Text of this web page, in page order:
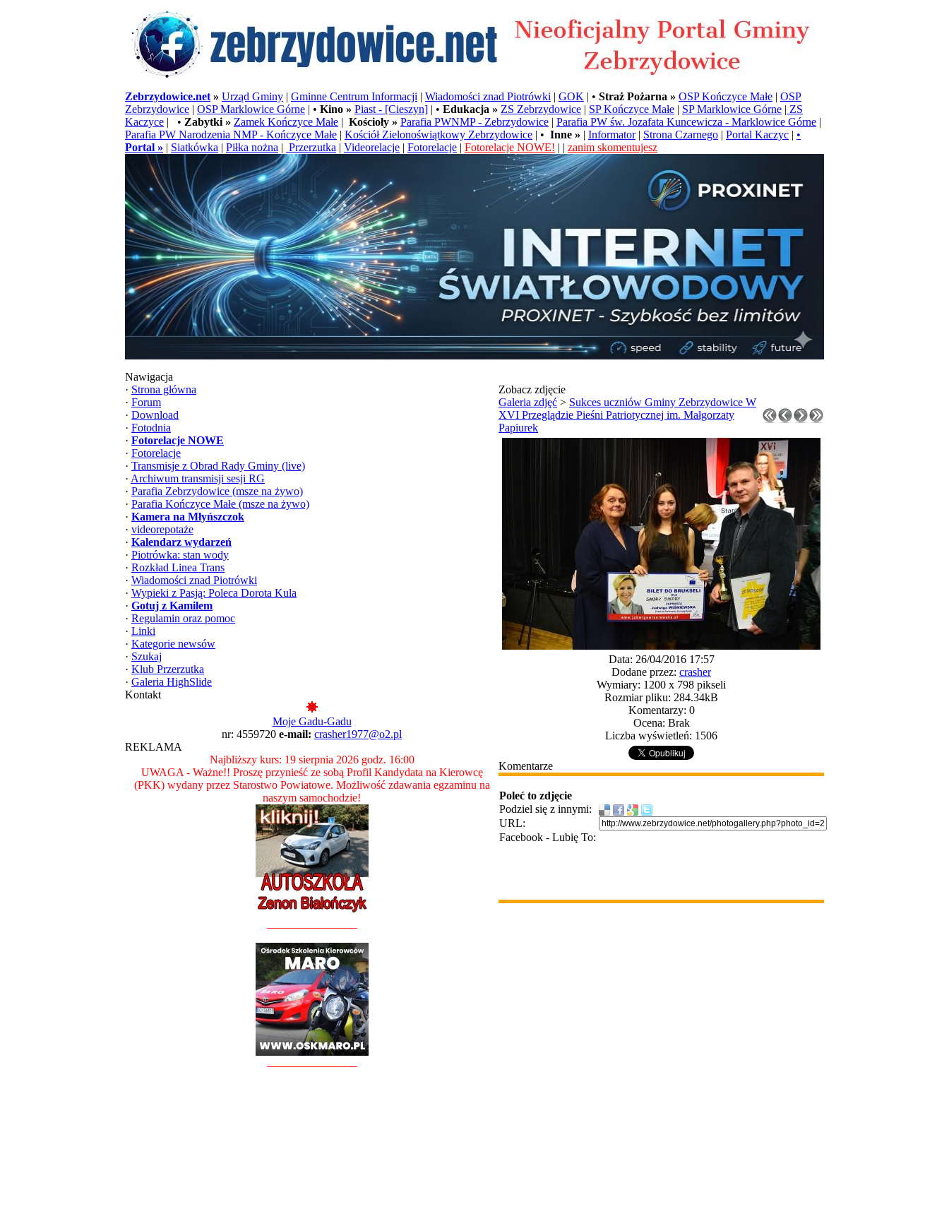
Zebrzydowice.net » Urząd Gminy | Gminne Centrum Informacji | Wiadomości znad Piotrówki | GOK | • Straż Pożarna » OSP Kończyce Małe | OSP
Zebrzydowice | OSP Marklowice Górne | • Kino » Piast - [Cieszyn] | • Edukacja » ZS Zebrzydowice | SP Kończyce Małe | SP Marklowice Górne | ZS
Kaczyce | • Zabytki » Zamek Kończyce Małe | Kościoły » Parafia PWNMP - Zebrzydowice | Parafia PW św. Jozafata Kuncewicza - Marklowice Górne |
Parafia PW Narodzenia NMP - Kończyce Małe | Kościół Zielonoświątkowy Zebrzydowice | • Inne » | Informator| Strona Czarnego | Portal Kaczyc | •
Portal » | Siatkówka | Piłka nożna | Przerzutka | Videorelacje | Fotorelacje | Fotorelacje NOWE! | | zanim skomentujesz
Nawigacja
· Strona główna
· Forum
· Download
· Fotodnia
· Fotorelacje NOWE
· Fotorelacje
· Transmisje z Obrad Rady Gminy (live)
· Archiwum transmisji sesji RG
· Parafia Zebrzydowice (msze na żywo)
· Parafia Kończyce Małe (msze na żywo)
· Kamera na Młyńszczok
· videorepotaże
· Kalendarz wydarzeń
· Piotrówka: stan wody
· Rozkład Linea Trans
· Wiadomości znad Piotrówki
· Wypieki z Pasją: Poleca Dorota Kula
· Gotuj z Kamilem
· Regulamin oraz pomoc
· Linki
· Kategorie newsów
· Szukaj
· Klub Przerzutka
· Galeria HighSlide
Kontakt
Moje Gadu-Gadu
nr: 4559720 e-mail: crasher1977@o2.pl
REKLAMA
Najbliższy kurs: 19 sierpnia 2026 godz. 16:00
UWAGA - Ważne!! Proszę przynieść ze sobą Profil Kandydata na Kierowcę
(PKK) wydany przez Starostwo Powiatowe. Możliwość zdawania egzaminu na
naszym samochodzie!
Zobacz zdjęcie
Galeria zdjęć > Sukces uczniów Gminy Zebrzydowice W
XVI Przeglądzie Pieśni Patriotycznej im. Małgorzaty
Papiurek
Data: 26/04/2016 17:57
Dodane przez: crasher
Wymiary: 1200 x 798 pikseli
Rozmiar pliku: 284.34kB
Komentarzy: 0
Ocena: Brak
Liczba wyświetleń: 1506
Komentarze
Poleć to zdjęcie
Podziel się z innymi:
URL:
Facebook - Lubię To: